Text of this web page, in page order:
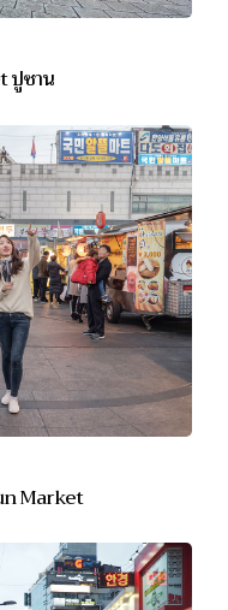
ปูซาน
Market